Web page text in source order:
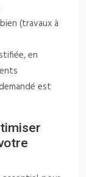
(travaux à
en
est